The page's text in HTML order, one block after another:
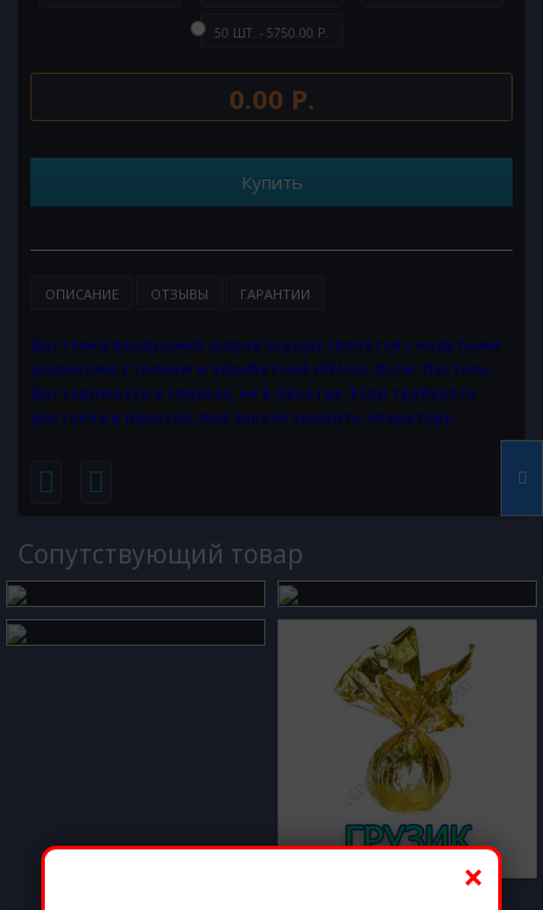
50 ШТ. - 5750.00 Р.
0.00 Р.
Купить
ОПИСАНИЕ ОТЗЫВЫ ГАРАНТИИ
Доставка воздушных шаров осуществляется с надутыми
шариками с гелием и обработкой HiFloat 30 см. Пастель.
Доставляются в связках, не в пакетах. Если требуется
доставка в пакетах, при заказе скажите оператору.
Cопутствующий товар
×